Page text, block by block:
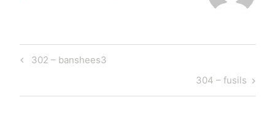
Navigation
Previous
302 – banshees3
Next
Post
304 – fusils